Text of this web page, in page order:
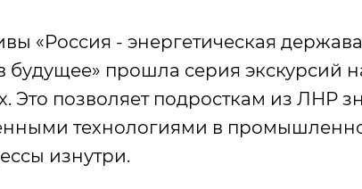
«Россия - энергетическая
будущее» прошла серия экскурсий
Это позволяет подросткам из ЛНР
технологиями в
изнутри.